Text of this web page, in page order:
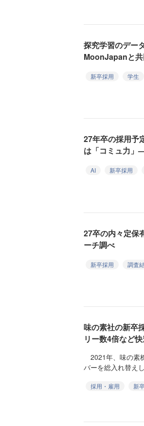
探究学習のデー
MoonJapanと
新卒採用 学生
27年卒の採用予
は「コミュ力」
AI 新卒採用
27卒の内々定
ーチ調べ
新卒採用 調査
味の素社の新卒
リー数4倍など
2021年、味の素
バーを総入れ替え
採用・雇用 新